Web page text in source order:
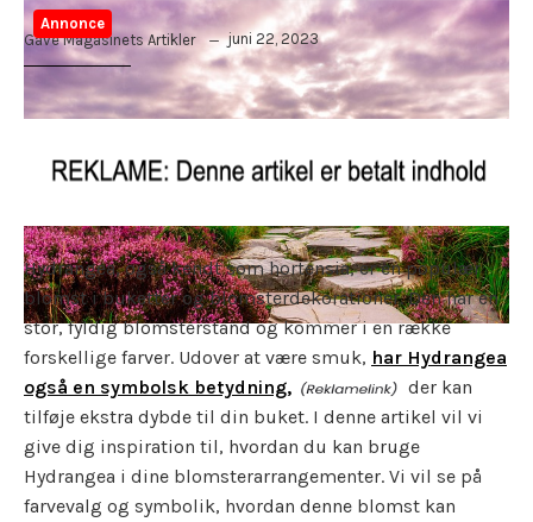
Annonce
Gave Magasinets Artikler
juni 22, 2023
Hydrangea, også kendt som hortensia, er en populær
blomst i buketter og blomsterdekorationer. Den har en
stor, fyldig blomsterstand og kommer i en række
forskellige farver. Udover at være smuk, har Hydrangea
også en symbolsk betydning,
der kan
tilføje ekstra dybde til din buket. I denne artikel vil vi
give dig inspiration til, hvordan du kan bruge
Hydrangea i dine blomsterarrangementer. Vi vil se på
farvevalg og symbolik, hvordan denne blomst kan